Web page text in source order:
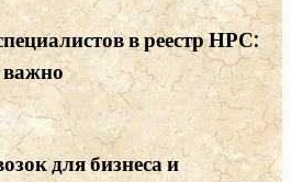
в реестр НРС:
важно
для бизнеса и